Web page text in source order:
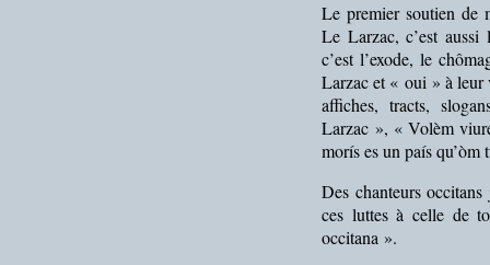
Le premier soutien de
Le Larzac, c’est aussi
c’est l’exode, le
Larzac et « oui » à leur
affiches, tracts,
Larzac », « Volèm
morís es un país qu’òm
Des chanteurs
ces luttes à celle de
occitana ».